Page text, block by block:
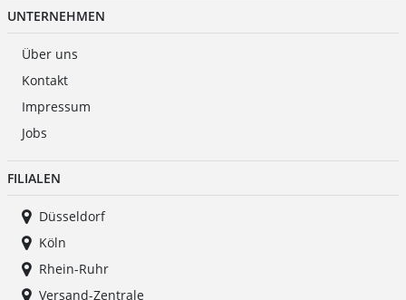
UNTERNEHMEN
Über uns
Kontakt
Impressum
Jobs
FILIALEN
Düsseldorf
Köln
Rhein-Ruhr
Versand-Zentrale